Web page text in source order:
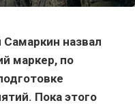
назвал
маркер, по
Пока этого